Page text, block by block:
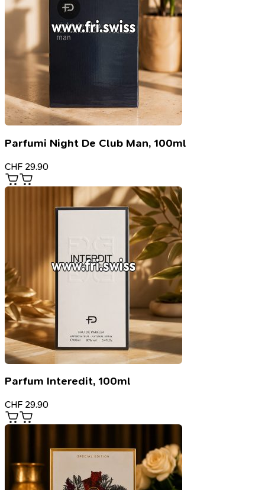
Parfumi Night De Club Man, 100ml
CHF 29.90
Parfum Interedit, 100ml
CHF 29.90